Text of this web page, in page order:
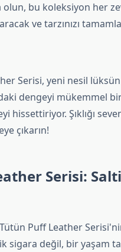
bu koleksiyon her
ve tarzınızı
Serisi, yeni nesil lüksün
dengeyi mükemmel
Şıklığı
çıkarın!
Serisi:
Puff Leather
sigara değil, bir yaşam